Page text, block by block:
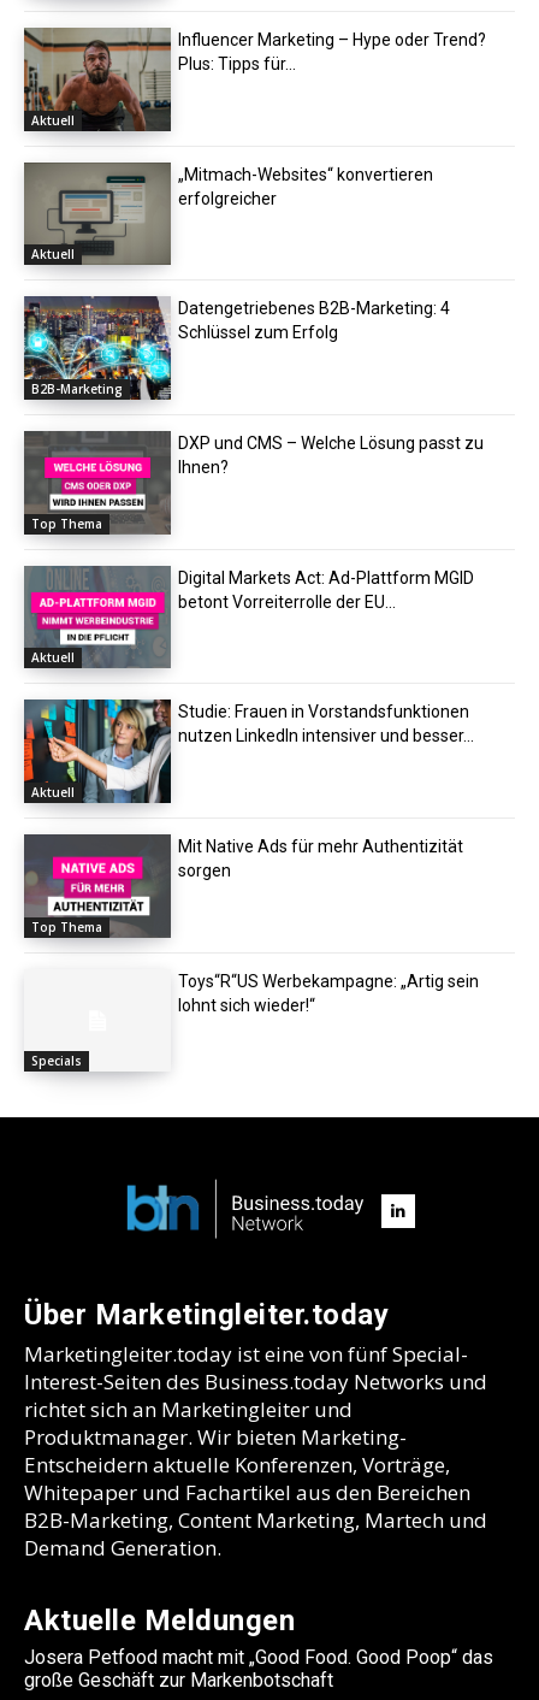
Aktuell
Influencer Marketing – Hype oder Trend?
Plus: Tipps für...
Aktuell
„Mitmach-Websites“ konvertieren
erfolgreicher
B2B-Marketing
Datengetriebenes B2B-Marketing: 4
Schlüssel zum Erfolg
Top Thema
DXP und CMS – Welche Lösung passt zu
Ihnen?
Aktuell
Digital Markets Act: Ad-Plattform MGID
betont Vorreiterrolle der EU...
Aktuell
Studie: Frauen in Vorstandsfunktionen
nutzen LinkedIn intensiver und besser...
Top Thema
Mit Native Ads für mehr Authentizität
sorgen
Specials
Toys“R“US Werbekampagne: „Artig sein
lohnt sich wieder!“
Über Marketingleiter.today
Marketingleiter.today ist eine von fünf Special-
Interest-Seiten des Business.today Networks und
richtet sich an Marketingleiter und
Produktmanager. Wir bieten Marketing-
Entscheidern aktuelle Konferenzen, Vorträge,
Whitepaper und Fachartikel aus den Bereichen
B2B-Marketing, Content Marketing, Martech und
Demand Generation.
Aktuelle Meldungen
Josera Petfood macht mit „Good Food. Good Poop“ das
große Geschäft zur Markenbotschaft